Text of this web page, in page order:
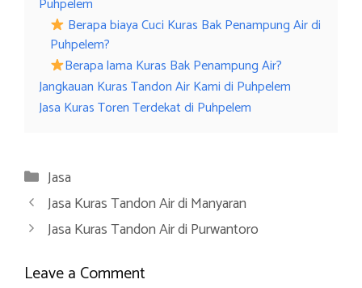
Puhpelem
Berapa biaya Cuci Kuras Bak Penampung Air di
Puhpelem?
Berapa lama Kuras Bak Penampung Air?
Jangkauan Kuras Tandon Air Kami di Puhpelem
Jasa Kuras Toren Terdekat di Puhpelem
Categories
Jasa
Jasa Kuras Tandon Air di Manyaran
Jasa Kuras Tandon Air di Purwantoro
Leave a Comment